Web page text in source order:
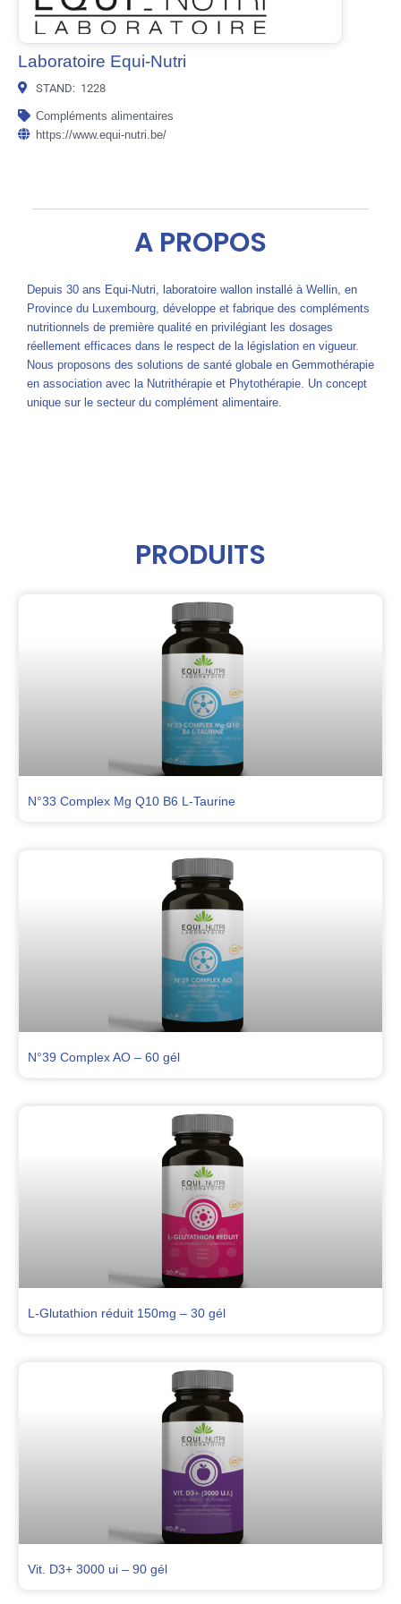
Laboratoire Equi-Nutri
STAND: 1228
Compléments alimentaires
https://www.equi-nutri.be/
A PROPOS
Depuis 30 ans Equi-Nutri, laboratoire wallon installé à Wellin, en
Province du Luxembourg, développe et fabrique des compléments
nutritionnels de première qualité en privilégiant les dosages
réellement efficaces dans le respect de la législation en vigueur.
Nous proposons des solutions de santé globale en Gemmothérapie
en association avec la Nutrithérapie et Phytothérapie. Un concept
unique sur le secteur du complément alimentaire.
PRODUITS
N°33 Complex Mg Q10 B6 L-Taurine
N°39 Complex AO – 60 gél
L-Glutathion réduit 150mg – 30 gél
Vit. D3+ 3000 ui – 90 gél